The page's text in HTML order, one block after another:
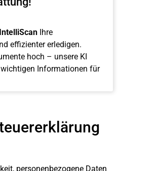
IntelliScanIhre
effizienter erledigen.
hoch – unsere KI
Informationen für
personenbezogene Daten